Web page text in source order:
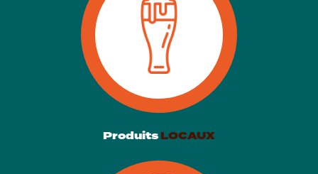
Produits LOCAUX